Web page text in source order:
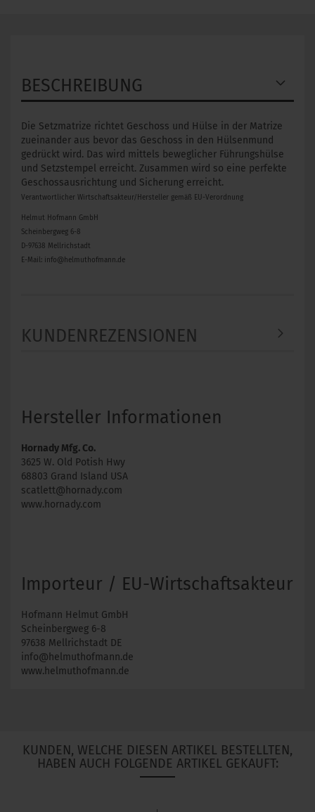
BESCHREIBUNG
Die Setzmatrize richtet Geschoss und Hülse in der Matrize
zueinander aus bevor das Geschoss in den Hülsenmund
gedrückt wird. Das wird mittels beweglicher Führungshülse
und Setzstempel erreicht. Zusammen wird so eine perfekte
Geschossausrichtung und Sicherung erreicht.
Verantwortlicher Wirtschaftsakteur/Hersteller gemäß EU-Verordnung
Helmut Hofmann GmbH
Scheinbergweg 6-8
D-97638 Mellrichstadt
E-Mail: info@helmuthofmann.de
KUNDENREZENSIONEN
Hersteller Informationen
Hornady Mfg. Co.
3625 W. Old Potish Hwy
68803 Grand Island USA
scatlett@hornady.com
www.hornady.com
Importeur / EU-Wirtschaftsakteur
Hofmann Helmut GmbH
Scheinbergweg 6-8
97638 Mellrichstadt DE
info@helmuthofmann.de
www.helmuthofmann.de
KUNDEN, WELCHE DIESEN ARTIKEL BESTELLTEN,
HABEN AUCH FOLGENDE ARTIKEL GEKAUFT: